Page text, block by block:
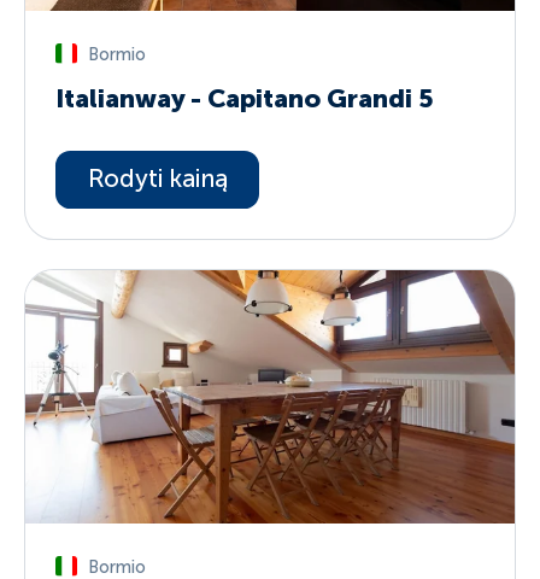
Bormio
Italianway - Capitano Grandi 5
Rodyti kainą
Bormio